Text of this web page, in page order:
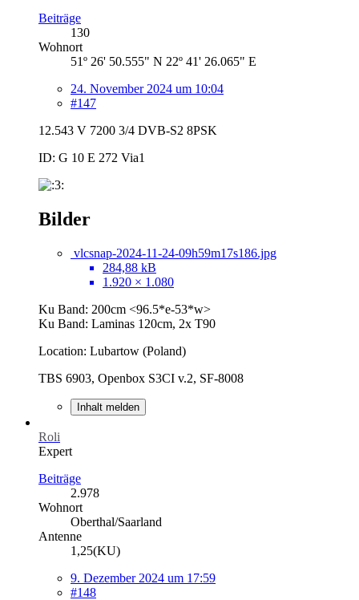
Beiträge
130
Wohnort
51º 26' 50.555" N 22º 41' 26.065" E
24. November 2024 um 10:04
#147
12.543 V 7200 3/4 DVB-S2 8PSK
ID: G 10 E 272 Via1
Bilder
vlcsnap-2024-11-24-09h59m17s186.jpg
284,88 kB
1.920 × 1.080
Ku Band: 200cm <96.5*e-53*w>
Ku Band: Laminas 120cm, 2x T90
Location: Lubartow (Poland)
TBS 6903, Openbox S3CI v.2, SF-8008
Inhalt melden
Roli
Expert
Beiträge
2.978
Wohnort
Oberthal/Saarland
Antenne
1,25(KU)
9. Dezember 2024 um 17:59
#148